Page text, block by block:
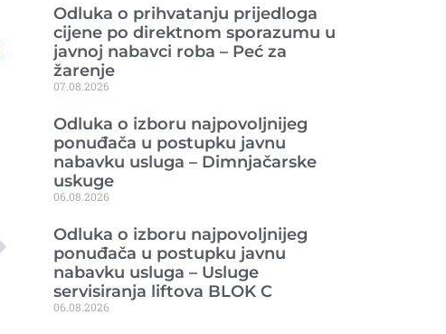
Odluka o prihvatanju prijedloga
cijene po direktnom sporazumu u
javnoj nabavci roba – Peć za
žarenje
07.08.2026
Odluka o izboru najpovoljnijeg
ponuđača u postupku javnu
nabavku usluga – Dimnjačarske
uskuge
06.08.2026
Odluka o izboru najpovoljnijeg
ponuđača u postupku javnu
nabavku usluga – Usluge
servisiranja liftova BLOK C
06.08.2026